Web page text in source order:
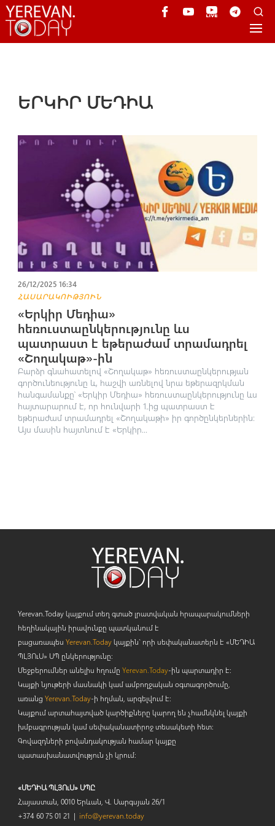
ԵՐԿԻՐ ՄԵԴԻԱ
26/12/2025 16:34
ՀԱՍԱՐԱԿՈՒԹՅՈՒՆ
«Երկիր Մեդիա»
հեռուստաընկերությունը ևս
պատրաստ է եթերաժամ տրամադրել
«Շողակաթ»-ին
Բարձր գնահատելով «Շողակաթ» հեռուստաընկերության
գործունեությունը և, հաշվի առնելով նրա եթերազրկման
հանգամանքը՝ «Երկիր Մեդիա» հեռուստաընկերությունը ևս
հայտարարում է, որ հունվարի 1֊ից պատրաստ է
եթերաժամ տրամադրել «Շողակաթի» իր գործընկերներին։
Այս մասին հայտնում է «Երկիր...
Yerevan.Today կայքում տեղ գտած լրատվական հրապարակումների
հեղինակային իրավունքը պատկանում է
բացառապես Yerevan.Todayկայքին` որի սեփականատերն է «ՄԵԴԻԱ
ՊԼՅՈւՍ» ՍՊ ընկերությունը։
Մեջբերումներ անելիս հղումը Yerevan.Today-ին պարտադիր է:
Կայքի նյութերի մասնակի կամ ամբողջական օգտագործումը,
առանց Yerevan.Today-ի հղման, արգելվում է:
Կայքում արտահայտված կարծիքները կարող են չհամնկնել կայքի
խմբագրության կամ սեփականատիրոջ տեսակետի հետ:
Գովազդների բովանդակության համար կայքը
պատասխանատվություն չի կրում:
«ՄԵԴԻԱ ՊԼՅՈւՍ» ՍՊԸ
Հայաստան, 0010 Երևան, Վ. Սարգսյան 26/1
+374 60 75 01 21 | info@yerevan.today